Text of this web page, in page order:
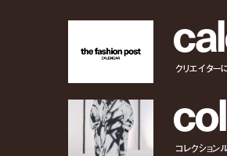
cal
クリエイター
col
コレクション